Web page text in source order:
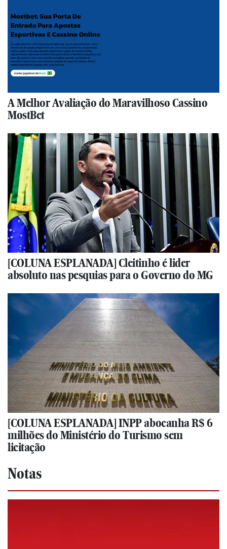
A Melhor Avaliação do Maravilhoso Cassino
MostBet
[COLUNA ESPLANADA] Cleitinho é lider
absoluto nas pesquias para o Governo do MG
[COLUNA ESPLANADA] INPP abocanha R$ 6
milhões do Ministério do Turismo sem
licitação
Notas